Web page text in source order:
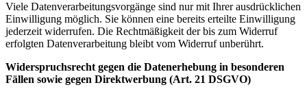
Viele Datenverarbeitungsvorgänge sind nur mit Ihrer ausdrücklichen
Einwilligung möglich. Sie können eine bereits erteilte Einwilligung
jederzeit widerrufen. Die Rechtmäßigkeit der bis zum Widerruf
erfolgten Datenverarbeitung bleibt vom Widerruf unberührt.
Widerspruchsrecht gegen die Datenerhebung in besonderen
Fällen sowie gegen Direktwerbung (Art. 21 DSGVO)